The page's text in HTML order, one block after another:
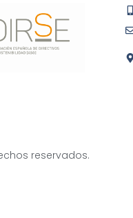
reservados.